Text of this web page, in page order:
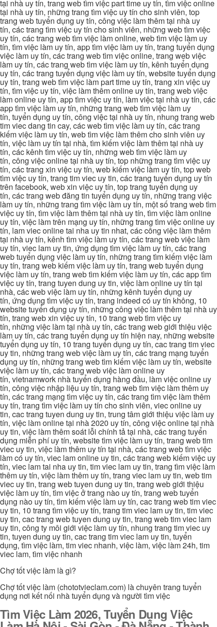
tại nhà uy tín, trang web tìm việc part time uy tín, tìm việc online
tại nhà uy tín, những trang tìm việc uy tín cho sinh viên, top
trang web tuyển dụng uy tín, công việc làm thêm tại nhà uy
tín, các trang tìm việc uy tín cho sinh viên, những web tìm việc
uy tín, các trang web tìm việc làm online, web tìm việc làm uy
tín, tìm việc làm uy tín, app tìm việc làm uy tín, trang tuyển dụng
việc làm uy tín, các trang web tìm việc online, trang web việc
làm uy tín, các trang web tìm việc làm uy tín, kênh tuyển dụng
uy tín, các trang tuyển dụng việc làm uy tín, website tuyển dụng
uy tín, trang web tìm việc làm part time uy tín, trang xin việc uy
tín, tìm việc uy tín, việc làm thêm online uy tín, trang web việc
làm online uy tín, app tìm việc uy tín, làm việc tại nhà uy tín, các
app tìm việc làm uy tín, những trang web tìm việc làm uy
tín, tuyển dụng uy tín, công việc tại nhà uy tín, nhung trang web
tim viec dang tin cay, các web tìm việc làm uy tín, các trang
kiếm việc làm uy tín, web tìm việc làm thêm cho sinh viên uy
tín, việc làm uy tín tại nhà, tìm kiếm việc làm thêm tại nhà uy
tín, các kênh tìm việc uy tín, những web tìm việc làm uy
tín, công việc online tại nhà uy tín, top những trang tìm việc uy
tín, các trang xin việc uy tín, web kiếm việc làm uy tín, top web
tìm việc uy tín, trang tim viec uy tin, các trang tuyển dụng uy tín
trên facebook, web xin việc uy tín, top trang tuyển dụng uy
tín, các trang web đăng tin tuyển dụng uy tín, những trang việc
làm uy tín, những trang tìm việc làm uy tín, một số trang web tìm
việc uy tín, tìm việc làm thêm tại nhà uy tín, tìm việc làm online
uy tín, việc làm trên mạng uy tín, những trang tìm việc online uy
tín, lam viec online tai nha uy tin nhat, các công việc làm thêm
tại nhà uy tín, kênh tìm việc làm uy tín, các trang web việc làm
uy tín, viec lam uy tin, ứng dụng tìm việc làm uy tín, các trang
web tuyển dụng việc làm uy tín, những trang tìm kiếm việc làm
uy tín, trang web kiếm việc làm uy tín, trang web tuyển dụng
việc làm uy tín, trang web tìm kiếm việc làm uy tín, các app tìm
việc uy tín, trang tuyen dung uy tin, việc làm online uy tín tại
nhà, các web việc làm uy tín, những kênh tuyển dụng uy
tín, ứng dụng tìm việc uy tín, trang indeed có uy tín không, 10
website tuyển dụng uy tín, những công việc làm thêm tại nhà uy
tín, trang web xin việc uy tín, 10 trang web tìm việc uy
tín, những việc làm tại nhà uy tín, các trang web giới thiệu việc
làm uy tín, các trang tuyển dụng uy tín hiện nay, những website
tuyển dụng uy tín, 10 trang tuyển dụng uy tín, cac trang tim viec
uy tin, những trang web việc làm uy tín, các trang mạng tuyển
dụng uy tín, những trang web tìm kiếm việc làm uy tín, website
việc làm uy tín, các trang web việc làm online uy
tín, vietnamwork nhà tuyển dụng hàng đầu, làm việc online uy
tín, công việc nhập liệu uy tín, trang web tìm việc làm thêm uy
tín, các trang mạng tìm việc uy tín, các trang tìm việc làm thêm
uy tín, trang tìm việc làm uy tín cho sinh viên, viec online uy
tin, cac trang tuyen dung uy tin, trung tâm giới thiệu việc làm uy
tín, việc làm online tại nhà 2020 uy tín, công việc online tại nhà
uy tin, việc làm thêm soát lỗi chính tả tại nhà, các trang tuyển
dụng miễn phí uy tín, website tìm việc làm uy tín, trang web tim
viec uy tin, việc làm thêm uy tín tại nhà, các trang web tìm việc
làm có uy tín, viec lam online uy tin, các trang web kiếm việc uy
tín, viec lam tai nha uy tin, tim viec lam uy tin, trang tìm việc làm
thêm uy tín, việc làm thêm uy tín, trang viec lam uy tin, web tim
viec uy tin, trang web tuyen dung uy tin, trang web giới thiệu
việc làm uy tín, tìm việc ở trang nào uy tín, trang web tuyển
dụng nào uy tín, tìm kiếm việc làm uy tín, cac trang web tim viec
uy tin, 10 trang tìm việc uy tín, trang tim viec lam uy tin, tim viec
uy tin, cac trang web tuyen dung uy tin, trang web tim viec lam
uy tin, công ty môi giới việc làm uy tín, nhung trang tim viec uy
tin, tuyen dung uy tin, cac trang tim viec lam uy tin, tuyển
dụng, tìm việc làm, tim viec nhanh, việc làm, việc làm 24h, tim
viec lam, tìm việc nhanh
Chợ tốt việc làm là gì?
Chợ tốt việc làm (chototvieclam.com) là chuyên trang tuyển
dụng nơi kết nối nhà tuyển dụng và người tìm việc
Tìm Việc Làm 2026, Tuyển Dụng Việc